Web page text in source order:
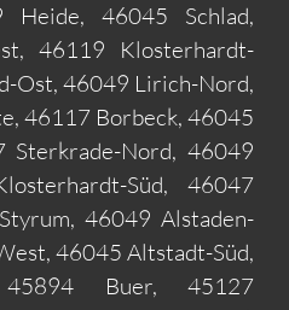
Heide, 46045 Schlad,
46119 Klosterhardt-
Ost, 46049 Lirich-Nord,
46117 Borbeck, 46045
Nord, 46049
Süd, 46047
46049 Alstaden-
46045 Altstadt-Süd,
Buer, 45127